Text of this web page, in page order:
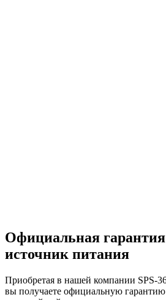
Официальная гарантия
источник питания
Приобретая в нашей компании SPS-
вы получаете официальную гарантию